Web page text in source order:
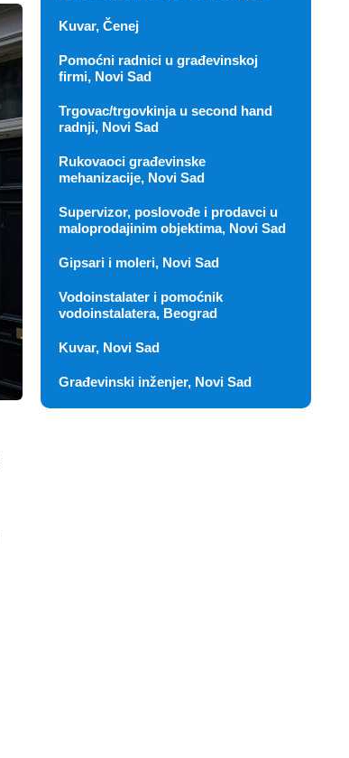
Kuvar, Čenej
Pomoćni radnici u građevinskoj
firmi, Novi Sad
Trgovac/trgovkinja u second hand
radnji, Novi Sad
Rukovaoci građevinske
mehanizacije, Novi Sad
Supervizor, poslovođe i prodavci u
maloprodajinim objektima, Novi Sad
Gipsari i moleri, Novi Sad
Vodoinstalater i pomoćnik
vodoinstalatera, Beograd
Kuvar, Novi Sad
Građevinski inženjer, Novi Sad